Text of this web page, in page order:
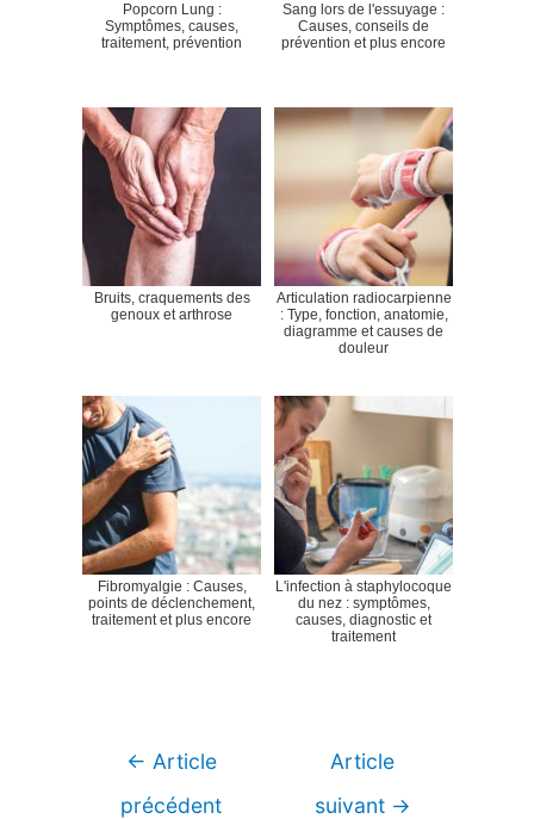
Popcorn Lung :
Symptômes, causes,
traitement, prévention
Sang lors de l'essuyage :
Causes, conseils de
prévention et plus encore
Bruits, craquements des
genoux et arthrose
Articulation radiocarpienne
: Type, fonction, anatomie,
diagramme et causes de
douleur
Fibromyalgie : Causes,
points de déclenchement,
traitement et plus encore
L'infection à staphylocoque
du nez : symptômes,
causes, diagnostic et
traitement
Navigation
← Article
précédent
Article
suivant →